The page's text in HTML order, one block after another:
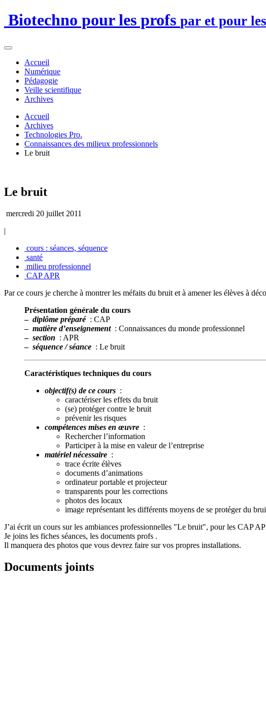
Biotechno pour les profs par et pour
Accueil
Numérique
Pédagogie
Veille scientifique
Archives
Accueil
Archives
Technologies Pro.
Connaissances des milieux professionnels
Le bruit
Le bruit
mercredi 20 juillet 2011
|
cours : séances, séquence
santé
milieu professionnel
CAP APR
Par ce cours je cherche à montrer les méfaits du bruit et à amener les élèves à
Présentation générale du cours
– diplôme préparé : CAP
– matière d’enseignement : Connaissances du monde professionnel
– section : APR
– séquence / séance : Le bruit
Caractéristiques techniques du cours
objectif(s) de ce cours :
caractériser les effets du bruit
(se) protéger contre le bruit
prévenir les risques
compétences mises en œuvre :
Rechercher l’information
Participer à la mise en valeur de l’entreprise
matériel nécessaire :
trace écrite élèves
documents d’animations
ordinateur portable et projecteur
transparents pour les corrections
photos des locaux
image représentant les différents moyens de se protéger du
J’ai écrit un cours sur les ambiances professionnelles "Le bruit", pour les CAP
Je joins les fiches séances, les documents profs .
Il manquera des photos que vous devrez faire sur vos propres installations.
Documents joints